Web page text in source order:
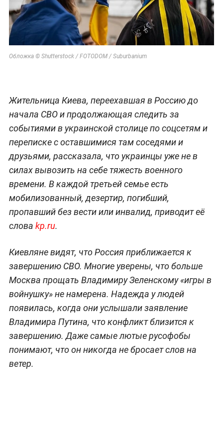
Обложка © Shutterstock / FOTODOM / Suburbanium
Жительница Киева, переехавшая в Россию до
начала СВО и продолжающая следить за
событиями в украинской столице по соцсетям и
переписке с оставшимися там соседями и
друзьями, рассказала, что украинцы уже не в
силах вывозить на себе тяжесть военного
времени. В каждой третьей семье есть
мобилизованный, дезертир, погибший,
пропавший без вести или инвалид, приводит её
слова kp.ru.
Киевляне видят, что Россия приближается к
завершению СВО. Многие уверены, что больше
Москва прощать Владимиру Зеленскому «игры в
войнушку» не намерена. Надежда у людей
появилась, когда они услышали заявление
Владимира Путина, что конфликт близится к
завершению. Даже самые лютые русофобы
понимают, что он никогда не бросает слов на
ветер.